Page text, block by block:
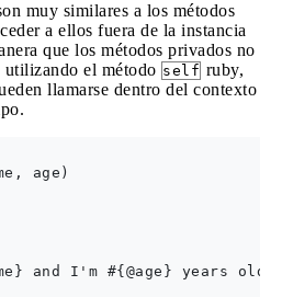
muy similares a los métodos
a ellos fuera de la instancia
que los métodos privados no
utilizando el método self ruby,
llamarse dentro del contexto
age)
and I'm #{@age} years old"